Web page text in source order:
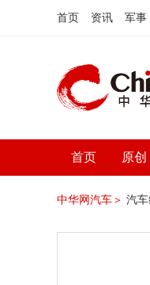
首页 资讯 军事
首页 原创
中华网汽车＞ 汽